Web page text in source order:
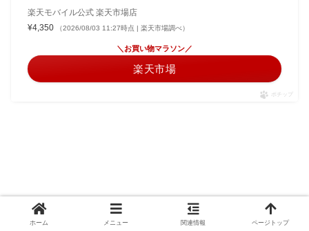
楽天モバイル公式 楽天市場店
¥4,350
（2026/08/03 11:27時点 | 楽天市場調べ）
＼お買い物マラソン／
楽天市場
ポチップ
ホーム メニュー 関連情報 ページトップ